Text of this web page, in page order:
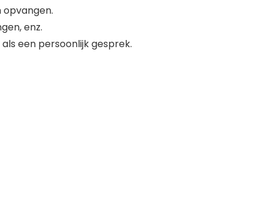
enz.
een persoonlijk gesprek.